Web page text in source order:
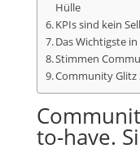
Hülle
KPIs sind kein
Das Wichtigste
Stimmen
Community Glitz
to-have.